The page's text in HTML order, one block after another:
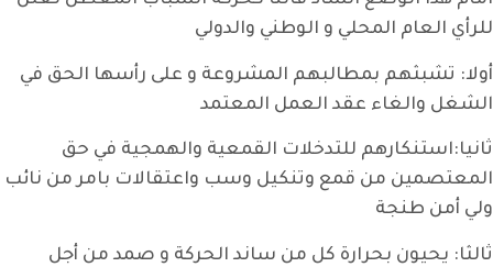
المحلي و الوطني والدولي
بمطالبهم المشروعة و على رأسها الحق في
عقد العمل المعتمد
للتدخلات القمعية والهمجية في حق
من قمع وتنكيل وسب واعتقالات بامر من نائب
بحرارة كل من ساند الحركة و صمد من أجل